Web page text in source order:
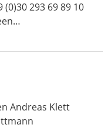
293 69 89 10
Andreas Klett